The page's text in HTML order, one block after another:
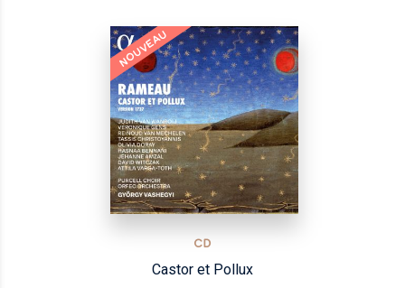
NOUVEAU
CD
Castor et Pollux